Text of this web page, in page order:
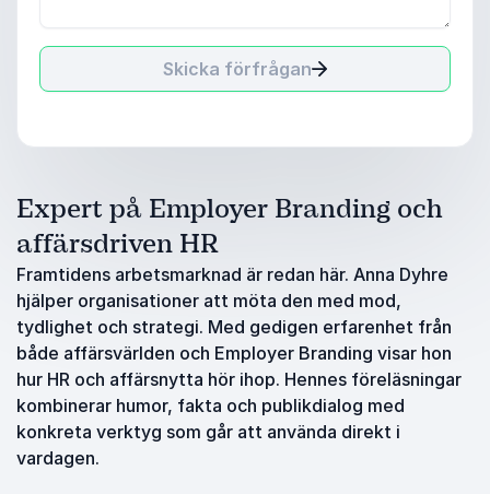
Skicka förfrågan
Expert på Employer Branding och
affärsdriven HR
Framtidens arbetsmarknad är redan här. Anna Dyhre
hjälper organisationer att möta den med mod,
tydlighet och strategi. Med gedigen erfarenhet från
både affärsvärlden och Employer Branding visar hon
hur HR och affärsnytta hör ihop. Hennes föreläsningar
kombinerar humor, fakta och publikdialog med
konkreta verktyg som går att använda direkt i
vardagen.